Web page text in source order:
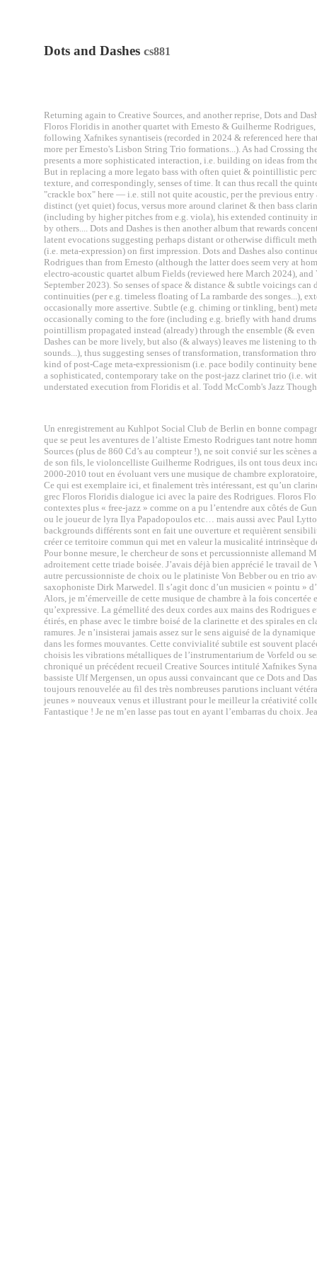
Dots and Dashes cs881
Returning again to Creative Sources, and another reprise, Dots and
Floros Floridis in another quartet with Ernesto & Guilherme
following Xafnikes synantiseis (recorded in 2024 & referenced here
more per Ernesto's Lisbon String Trio formations...). As had Crossing
presents a more sophisticated interaction, i.e. building on ideas from
But in replacing a more legato bass with often quiet & pointillistic
texture, and correspondingly, senses of time. It can thus recall the
"crackle box" here — i.e. still not quite acoustic, per the previous entry
distinct (yet quiet) focus, versus more around clarinet & then bass
(including by higher pitches from e.g. viola), his extended continuity
by others.... Dots and Dashes is then another album that rewards
latent evocations suggesting perhaps distant or otherwise difficult
(i.e. meta-expression) on first impression. Dots and Dashes also
Rodrigues than from Ernesto (although the latter does seem very at
electro-acoustic quartet album Fields (reviewed here March 2024),
September 2023). So senses of space & distance & subtle voicings
continuities (per e.g. timeless floating of La rambarde des songes...),
occasionally more assertive. Subtle (e.g. chiming or tinkling, bent)
occasionally coming to the fore (including e.g. briefly with hand
pointillism propagated instead (already) through the ensemble (&
Dashes can be more lively, but also (& always) leaves me listening to
sounds...), thus suggesting senses of transformation, transformation
kind of post-Cage meta-expressionism (i.e. pace bodily continuity
a sophisticated, contemporary take on the post-jazz clarinet trio (i.e.
understated execution from Floridis et al. Todd McComb's Jazz
Un enregistrement au Kuhlpot Social Club de Berlin en bonne
que se peut les aventures de l’altiste Ernesto Rodrigues tant notre
Sources (plus de 860 Cd’s au compteur !), ne soit convié sur les
de son fils, le violoncelliste Guilherme Rodrigues, ils ont tous deux
2000-2010 tout en évoluant vers une musique de chambre
Ce qui est exemplaire ici, et finalement très intéressant, est qu’un
grec Floros Floridis dialogue ici avec la paire des Rodrigues. Floros
contextes plus « free-jazz » comme on a pu l’entendre aux côtés de
ou le joueur de lyra Ilya Papadopoulos etc… mais aussi avec Paul
backgrounds différents sont en fait une ouverture et requièrent
créer ce territoire commun qui met en valeur la musicalité intrinsèque
Pour bonne mesure, le chercheur de sons et percussionniste allemand
adroitement cette triade boisée. J’avais déjà bien apprécié le travail
autre percussionniste de choix ou le platiniste Von Bebber ou en trio
saxophoniste Dirk Marwedel. Il s’agit donc d’un musicien « pointu »
Alors, je m’émerveille de cette musique de chambre à la fois
qu’expressive. La gémellité des deux cordes aux mains des Rodrigues
étirés, en phase avec le timbre boisé de la clarinette et des spirales en
ramures. Je n’insisterai jamais assez sur le sens aiguisé de la
dans les formes mouvantes. Cette convivialité subtile est souvent
choisis les vibrations métalliques de l’instrumentarium de Vorfeld ou
chroniqué un précédent recueil Creative Sources intitulé Xafnikes
bassiste Ulf Mergensen, un opus aussi convaincant que ce Dots and
toujours renouvelée au fil des très nombreuses parutions incluant
jeunes » nouveaux venus et illustrant pour le meilleur la créativité
Fantastique ! Je ne m’en lasse pas tout en ayant l’embarras du choix.